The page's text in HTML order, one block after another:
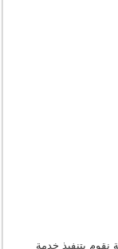
بتنفيذ خدمة